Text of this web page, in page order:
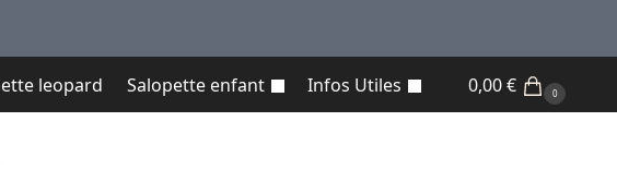
leopard Salopette enfant Infos Utiles 0,00€ 0